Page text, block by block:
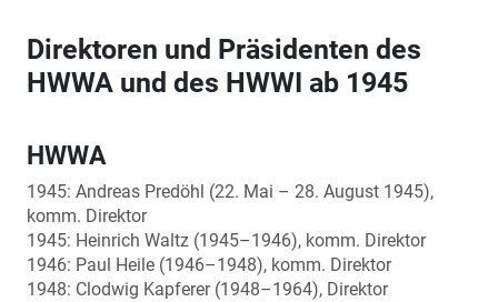
Direktoren und Präsidenten des
HWWA und des HWWI ab 1945
HWWA
1945: Andreas Predöhl (22. Mai – 28. August 1945),
komm. Direktor
1945: Heinrich Waltz (1945–1946), komm. Direktor
1946: Paul Heile (1946–1948), komm. Direktor
1948: Clodwig Kapferer (1948–1964), Direktor